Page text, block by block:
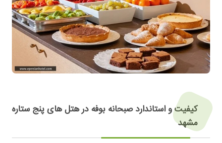
کیفیت و استاندارد صبحانه بوفه در هتل های پنج ستاره
مشهد